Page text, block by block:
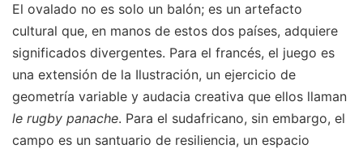
El ovalado no es solo un balón; es un artefacto
cultural que, en manos de estos dos países, adquiere
significados divergentes. Para el francés, el juego es
una extensión de la Ilustración, un ejercicio de
geometría variable y audacia creativa que ellos llaman
le rugby panache. Para el sudafricano, sin embargo, el
campo es un santuario de resiliencia, un espacio